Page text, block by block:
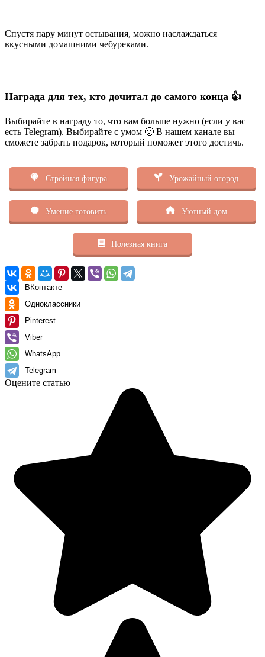
Спустя пару минут остывания, можно наслаждаться
вкусными домашними чебуреками.
Награда для тех, кто дочитал до самого конца 👍
Выбирайте в награду то, что вам больше нужно (если у вас
есть Telegram). Выбирайте с умом 🙂 В нашем канале вы
сможете забрать подарок, который поможет этого достичь.
Стройная фигура Урожайный огород
Умение готовить Уютный дом
Полезная книга
ВКонтакте
Одноклассники
Pinterest
Viber
WhatsApp
Telegram
Оцените статью